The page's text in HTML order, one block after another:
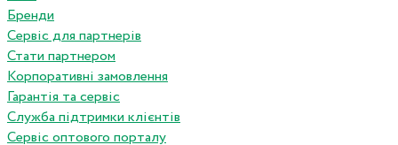
Бренди
Сервіс для партнерів
Стати партнером
Корпоративні замовлення
Гарантія та сервіс
Служба підтримки клієнтів
Сервіс оптового порталу